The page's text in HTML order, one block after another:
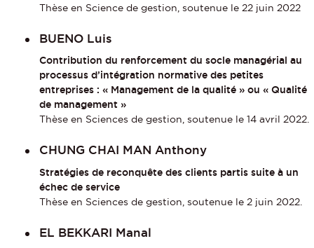
Thèse en Science de gestion, soutenue le 22 juin 2022
BUENO Luis
Contribution du renforcement du socle managérial au
processus d’intégration normative des petites
entreprises : « Management de la qualité » ou « Qualité
de management »
Thèse en Sciences de gestion, soutenue le 14 avril 2022.
CHUNG CHAI MAN Anthony
Stratégies de reconquête des clients partis suite à un
échec de service
Thèse en Sciences de gestion, soutenue le 2 juin 2022.
EL BEKKARI Manal